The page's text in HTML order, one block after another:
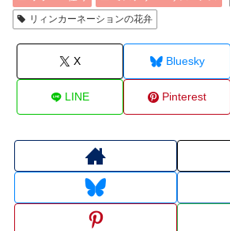
リィンカーネーションの花弁
X Bluesky
LINE Pinterest